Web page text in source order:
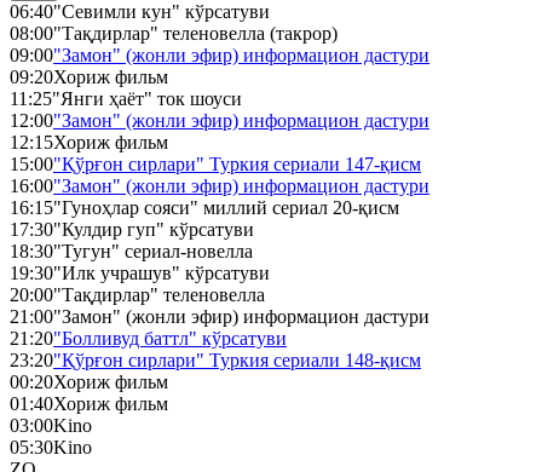
06:40"Севимли кун" кўрсатуви
08:00"Тақдирлар" теленовелла (такрор)
09:00"Замон" (жонли эфир) информацион дастури
09:20Хориж фильм
11:25"Янги ҳаёт" ток шоуси
12:00"Замон" (жонли эфир) информацион дастури
12:15Хориж фильм
15:00"Қўрғон сирлари" Туркия сериали 147-қисм
16:00"Замон" (жонли эфир) информацион дастури
16:15"Гуноҳлар сояси" миллий сериал 20-қисм
17:30"Кулдир гуп" кўрсатуви
18:30"Тугун" сериал-новелла
19:30"Илк учрашув" кўрсатуви
20:00"Тақдирлар" теленовелла
21:00"Замон" (жонли эфир) информацион дастури
21:20"Болливуд баттл" кўрсатуви
23:20"Қўрғон сирлари" Туркия сериали 148-қисм
00:20Хориж фильм
01:40Хориж фильм
03:00Kino
05:30Kino